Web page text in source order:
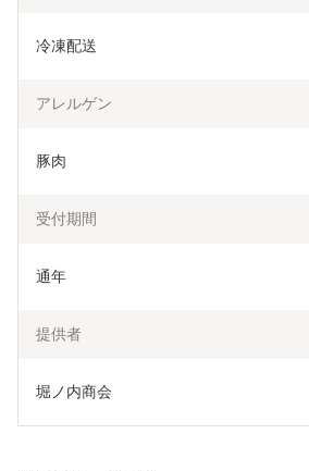
冷凍配送
アレルゲン
豚肉
受付期間
通年
提供者
堀ノ内商会